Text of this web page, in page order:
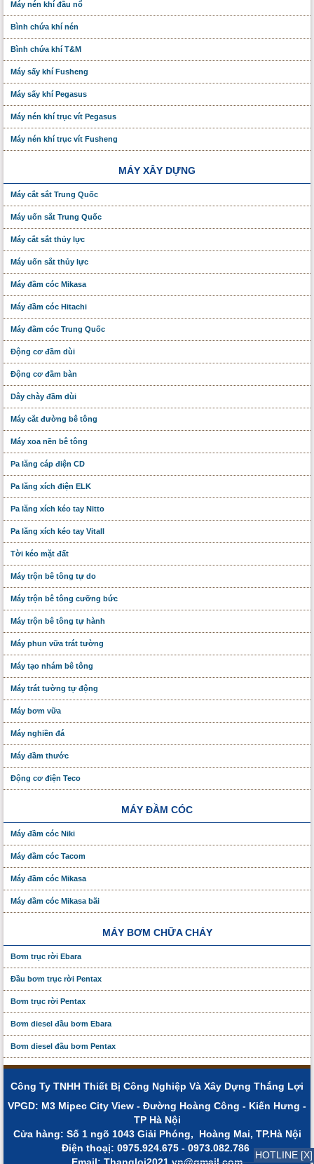
Máy nén khí đầu nổ
Bình chứa khí nén
Bình chứa khí T&M
Máy sấy khí Fusheng
Máy sấy khí Pegasus
Máy nén khí trục vít Pegasus
Máy nén khí trục vít Fusheng
MÁY XÂY DỰNG
Máy cắt sắt Trung Quốc
Máy uốn sắt Trung Quốc
Máy cắt sắt thủy lực
Máy uốn sắt thủy lực
Máy đầm cóc Mikasa
Máy đầm cóc Hitachi
Máy đầm cóc Trung Quốc
Động cơ đầm dùi
Động cơ đầm bàn
Dây chày đầm dùi
Máy cắt đường bê tông
Máy xoa nền bê tông
Pa lăng cáp điện CD
Pa lăng xích điện ELK
Pa lăng xích kéo tay Nitto
Pa lăng xích kéo tay Vitall
Tời kéo mặt đất
Máy trộn bê tông tự do
Máy trộn bê tông cưỡng bức
Máy trộn bê tông tự hành
Máy phun vữa trát tường
Máy tạo nhám bê tông
Máy trát tường tự động
Máy bơm vữa
Máy nghiền đá
Máy đầm thước
Động cơ điện Teco
MÁY ĐẦM CÓC
Máy đầm cóc Niki
Máy đầm cóc Tacom
Máy đầm cóc Mikasa
Máy đầm cóc Mikasa bãi
MÁY BƠM CHỮA CHÁY
Bơm trục rời Ebara
Đầu bơm trục rời Pentax
Bơm trục rời Pentax
Bơm diesel đầu bơm Ebara
Bơm diesel đầu bơm Pentax
Công Ty TNHH Thiết Bị Công Nghiệp Và Xây Dựng Thắng Lợi
VPGD: M3 Mipec City View - Đường Hoàng Công - Kiến Hưng -
TP Hà Nội
Cửa hàng: Số 1 ngõ 1043 Giải Phóng, Hoàng Mai, TP.Hà Nội
Điện thoạị: 0975.924.675 - 0973.082.786
HOTLINE [X]